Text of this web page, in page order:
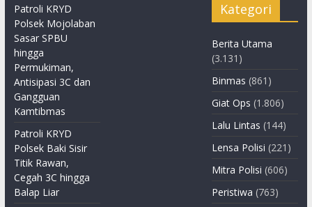
Patroli KRYD
Polsek Mojolaban
Sasar SPBU
hingga
Permukiman,
Antisipasi 3C dan
Gangguan
Kamtibmas
Patroli KRYD
Polsek Baki Sisir
Titik Rawan,
Cegah 3C hingga
Balap Liar
Kategori
Berita Utama
(3.131)
Binmas (861)
Giat Ops (1.806)
Lalu Lintas (144)
Lensa Polisi (221)
Mitra Polisi (606)
Peristiwa (763)